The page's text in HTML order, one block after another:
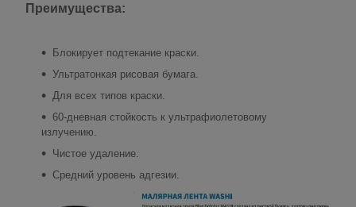
Преимущества:
Блокирует подтекание краски.
Ультратонкая рисовая бумага.
Для всех типов краски.
60-дневная стойкость к ультрафиолетовому
излучению.
Чистое удаление.
Средний уровень адгезии.